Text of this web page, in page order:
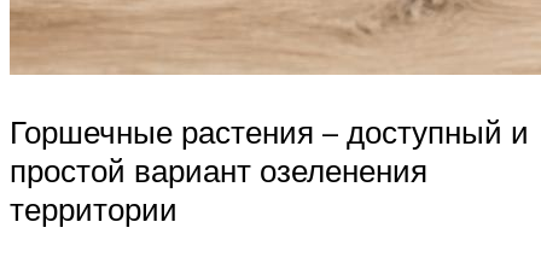
Горшечные растения – доступный и
простой вариант озеленения
территории